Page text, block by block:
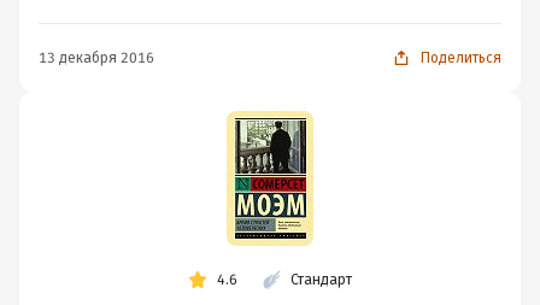
13 декабря 2016 Поделиться
4.6 Стандарт